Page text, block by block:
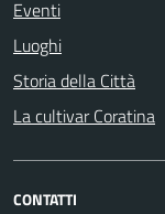
Eventi
Luoghi
Storia della Città
La cultivar Coratina
CONTATTI